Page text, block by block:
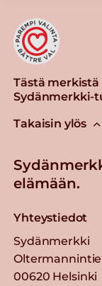
Tästä
Sydänmerkki-
Takaisin ylös
elämään.
Yhteystiedot
Sydänmerkki
00620 Helsinki